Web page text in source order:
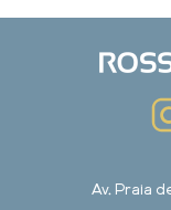
Av. Praia